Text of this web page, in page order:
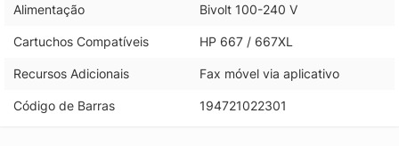
Alimentação Bivolt 100-240 V
Cartuchos Compatíveis HP 667 / 667XL
Recursos Adicionais Fax móvel via aplicativo
Código de Barras 194721022301